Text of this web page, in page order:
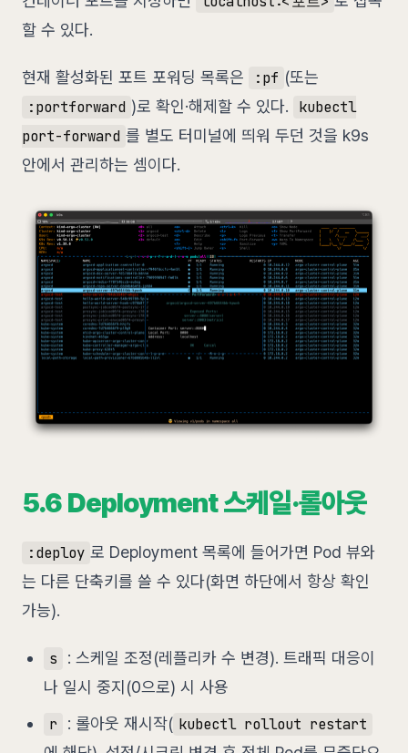
할 수 있다.
현재 활성화된 포트 포워딩 목록은 :pf (또는
:portforward )로 확인·해제할 수 있다.
kubectl
port-forward 를 별도 터미널에 띄워 두던 것을 k9s
안에서 관리하는 셈이다.
5.6 Deployment 스케일·롤아웃
:deploy 로 Deployment 목록에 들어가면 Pod 뷰와
는 다른 단축키를 쓸 수 있다(화면 하단에서 항상 확인
가능).
s
: 스케일 조정(레플리카 수 변경). 트래픽 대응이
나 일시 중지(0으로) 시 사용
r
: 롤아웃 재시작( kubectl rollout restart